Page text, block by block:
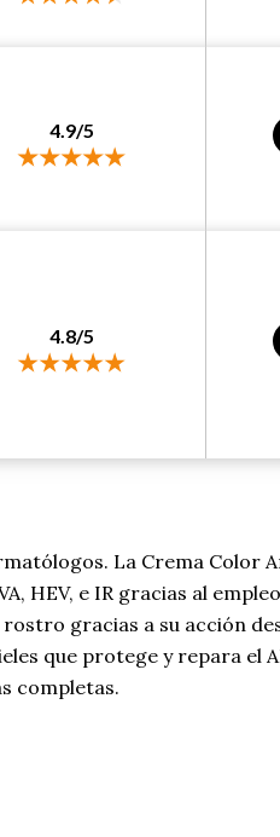
4.9/5
4.8/5
La Crema Color
HEV, e IR gracias al
gracias a su acción
que protege y repara el
completas.